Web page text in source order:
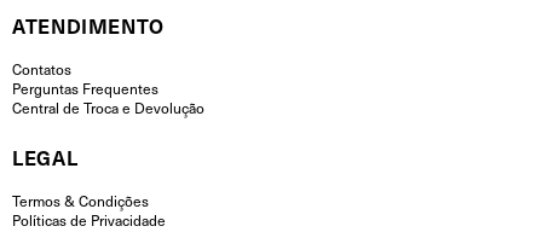
ATENDIMENTO
Contatos
Perguntas Frequentes
Central de Troca e Devolução
LEGAL
Termos & Condições
Políticas de Privacidade